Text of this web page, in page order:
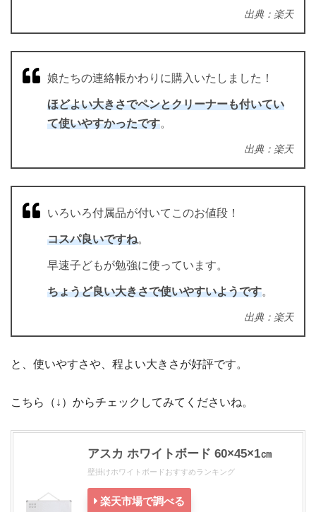
出典：楽天
娘たちの連絡帳かわりに購入いたしました！
ほどよい大きさでペンとクリーナーも付いてい
て使いやすかったです。
出典：楽天
いろいろ付属品が付いてこのお値段！
コスパ良いですね。
早速子どもが勉強に使っています。
ちょうど良い大きさで使いやすいようです。
出典：楽天
と、使いやすさや、程よい大きさが好評です。
こちら（↓）からチェックしてみてくださいね。
アスカ ホワイトボード 60×45×1㎝
壁掛けホワイトボードおすすめランキング
楽天市場で調べる